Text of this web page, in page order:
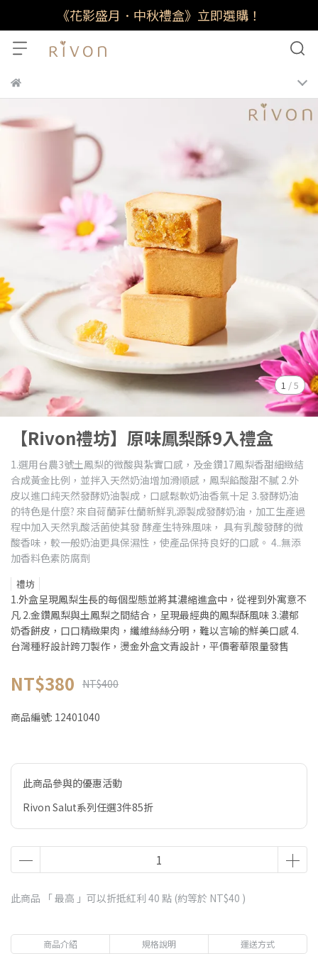
《花影盛月．中秋禮盒》立即選購！
1 /5
【Rivon禮坊】原味鳳梨酥9入禮盒
1.選用台農3號土鳳梨的微酸與紮實口感，及金鑽17鳳梨香甜細緻結
合成黃金比例，並拌入天然奶油增加滑順感，鳳梨餡酸甜不膩 2.外
皮以進口純天然發酵奶油製成，口感鬆軟奶油香氣十足 3.發酵奶油
的特色是什麼? 來自荷蘭菲仕蘭新鮮乳源製成發酵奶油，加工生產過
程中加入天然乳酸活菌使其發 酵產生特殊風味， 具有乳酸發酵的微
酸香味，較一般奶油更具保濕性，使產品保持良好的口感。 4..無添
加香料色素防腐劑
禮坊
1.外盒呈現鳳梨生長的每個型態並將其濃縮進盒中，從裡到外寓意不
凡 2.金鑽鳳梨與土鳳梨之間結合，呈現最經典的鳳梨酥風味 3.濃郁
奶香餅皮，口口精緻果肉，纖維絲絲分明，難以言喻的鮮美口感 4.
台灣種籽設計跨刀製作，燙金外盒文青設計，平價奢華限量發售
NT$380 NT$400
商品編號: 12401040
此商品參與的優惠活動
Rivon Salut系列任選3件85折
此商品 「 最高 」可以折抵紅利 40 點 (約等於 NT$40 )
商品介紹 規格說明 運送方式